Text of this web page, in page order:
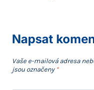
Napsat
Vaše e-mailová adresa
jsou označeny *